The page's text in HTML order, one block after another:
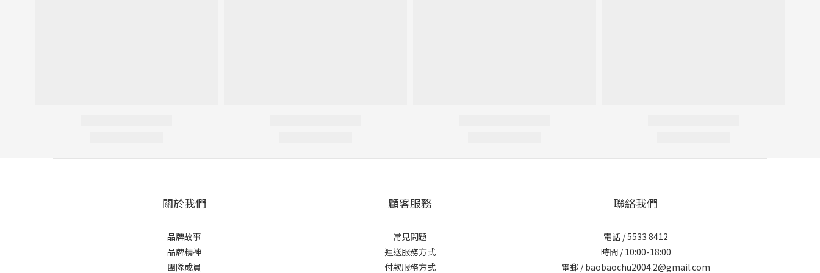
關於我們
品牌故事
品牌精神
團隊成員
顧客服務
常見問題
運送服務方式
付款服務方式
聯絡我們
電話 / 5533 8412
時間 / 10:00-18:00
電郵 / baobaochu2004.2@gmail.com